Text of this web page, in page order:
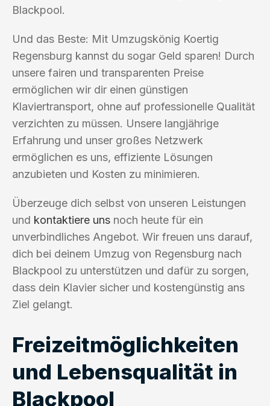
Blackpool.
Und das Beste: Mit Umzugskönig Koertig
Regensburg kannst du sogar Geld sparen! Durch
unsere fairen und transparenten Preise
ermöglichen wir dir einen günstigen
Klaviertransport, ohne auf professionelle Qualität
verzichten zu müssen. Unsere langjährige
Erfahrung und unser großes Netzwerk
ermöglichen es uns, effiziente Lösungen
anzubieten und Kosten zu minimieren.
Überzeuge dich selbst von unseren Leistungen
und kontaktiere uns noch heute für ein
unverbindliches Angebot. Wir freuen uns darauf,
dich bei deinem Umzug von Regensburg nach
Blackpool zu unterstützen und dafür zu sorgen,
dass dein Klavier sicher und kostengünstig ans
Ziel gelangt.
Freizeitmöglichkeiten
und Lebensqualität in
Blackpool